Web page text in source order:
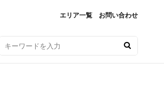
エリア一覧 お問い合わせ